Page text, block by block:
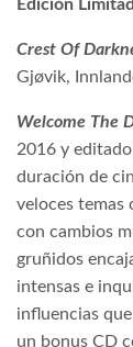
Edición
Crest Of
Gjøvik,
Welcome The
2016 y
duración de
veloces temas
con cambios
gruñidos
intensas e
influencias
un bonus CD